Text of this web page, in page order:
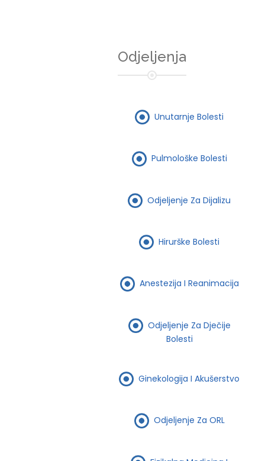
Odjeljenja
Unutarnje Bolesti
Pulmološke Bolesti
Odjeljenje Za Dijalizu
Hirurške Bolesti
Anestezija I Reanimacija
Odjeljenje Za Dječije
Bolesti
Ginekologija I Akušerstvo
Odjeljenje Za ORL